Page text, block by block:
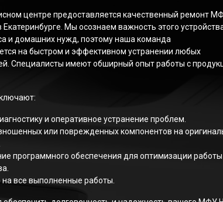
центре предоставляется качественный ремонт
Екатеринбурге. Мы осознаем важность этого
и домашних нужд, поэтому наша команда
на быстром и эффективном устранении любых
Специалисты имеют обширный опыт работы с
и оперативное устранение проблем.
или поврежденных компонентов на
программного обеспечения для оптимизации работы
на все выполненные работы.